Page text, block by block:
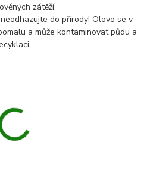
zátěží.
do přírody! Olovo se v
a může kontaminovat půdu a